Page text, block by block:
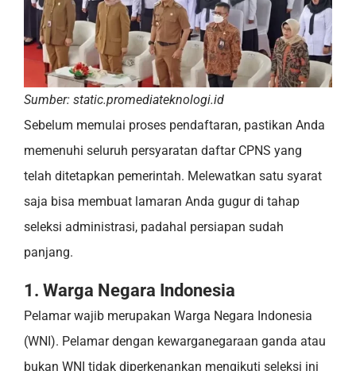
Sumber: static.promediateknologi.id
Sebelum memulai proses pendaftaran, pastikan Anda
memenuhi seluruh persyaratan daftar CPNS yang
telah ditetapkan pemerintah. Melewatkan satu syarat
saja bisa membuat lamaran Anda gugur di tahap
seleksi administrasi, padahal persiapan sudah
panjang.
1. Warga Negara Indonesia
Pelamar wajib merupakan Warga Negara Indonesia
(WNI). Pelamar dengan kewarganegaraan ganda atau
bukan WNI tidak diperkenankan mengikuti seleksi ini